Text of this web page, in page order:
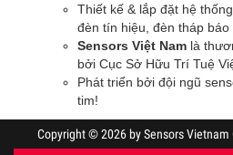
Thiết kế & lắp đặt hệ
đèn tín hiệu, đèn tháp báo
Sensors Việt Nam là
bởi Cục Sở Hữu Trí Tuệ
Phát triển bởi đội ngũ
tim!
Copyright © 2026 by Sensors